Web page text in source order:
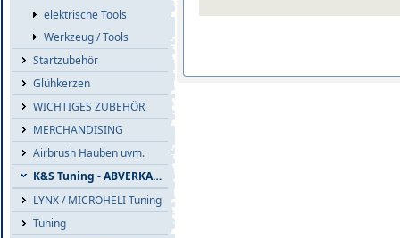
elektrische Tools
Werkzeug / Tools
Startzubehör
Glühkerzen
WICHTIGES ZUBEHÖR
MERCHANDISING
Airbrush Hauben uvm.
K&S Tuning - ABVERKAUF
LYNX / MICROHELI Tuning
Tuning